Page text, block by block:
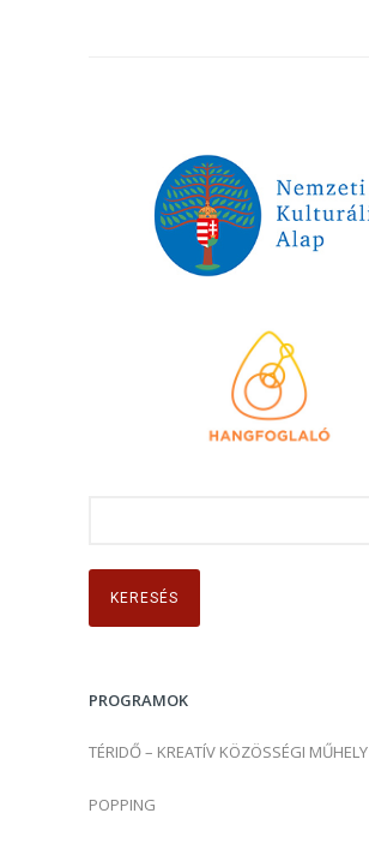
r
s
:PROGRAMOK
TÉRIDŐ – KREATÍV KÖZÖSSÉGI MŰHELY
POPPING